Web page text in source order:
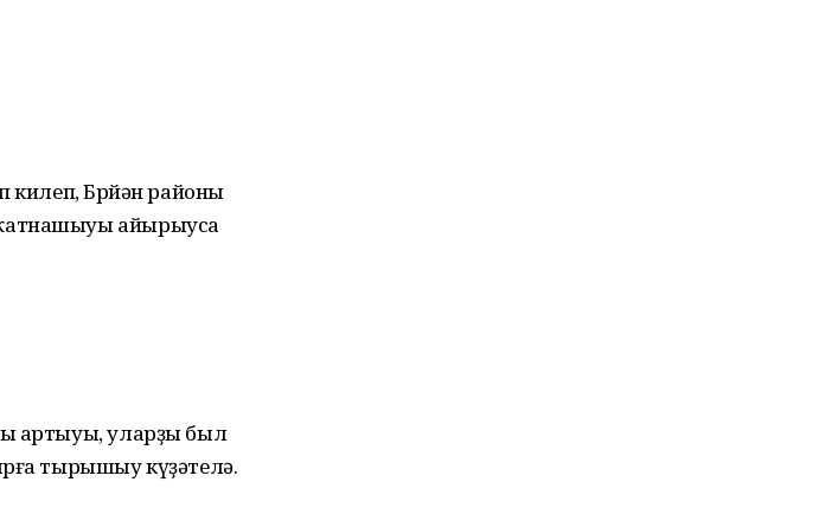
Бөрйән районы
айырыуса
артыуы, уларҙы был
тырышыу күҙәтелә.